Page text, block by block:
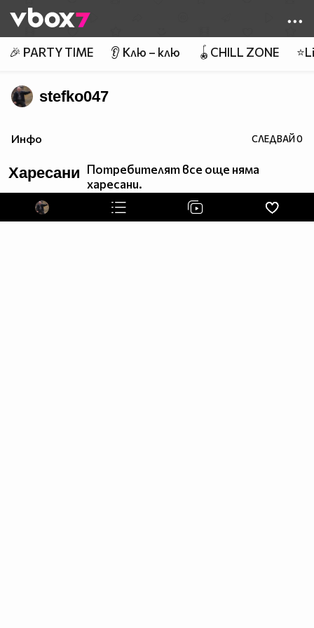
👾
🎉 PARTY TIME 👂 Клю – клю 🪀CHILL ZONE
stefko047
Инфо СЛЕДВАЙ0
Харесани Потребителят все още няма
харесани.